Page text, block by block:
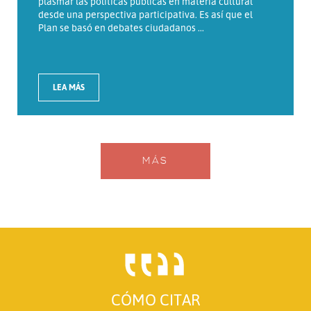
desde una perspectiva participativa. Es así que el
Plan se basó en debates ciudadanos ...
LEA MÁS
MÁS
CÓMO CITAR